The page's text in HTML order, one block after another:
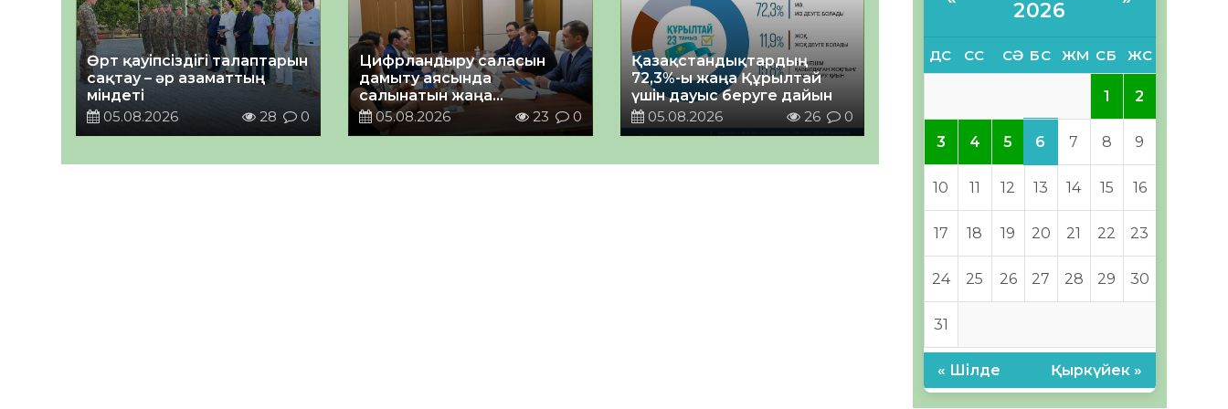
Өрт қауіпсіздігі талаптарын
сақтау – әр азаматтың
міндеті
05.08.2026
28 0
Цифрландыру саласын
дамыту аясында
салынатын жаңа
орталықтың жобасы
талқыланды
05.08.2026 23 0
Қазақстандықтардың
72,3%-ы жаңа Құрылтай
үшін дауыс беруге дайын
05.08.2026
26 0
2026
ДС СС СӘ БС ЖМ СБ ЖС
1 2
3 4 5 6 7 8 9
10 11 12 13 14 15 16
17 18 19 20 21 22 23
24 25 26 27 28 29 30
31
« Шілде Қыркүйек »